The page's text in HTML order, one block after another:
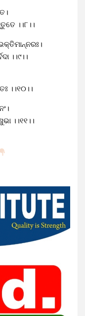
।।୮।।
।।୯।।
।।୧୦।।
।।୧୧।।